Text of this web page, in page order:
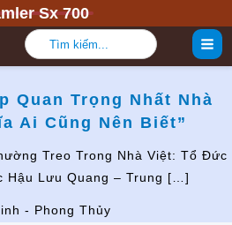
Sx 700
kiếm:
Quan Trọng Nhất Nhà
Ai Cũng Nên Biết”
Treo Trong Nhà Việt: Tổ Đức
Hậu Lưu Quang – Trung […]
- Phong Thủy